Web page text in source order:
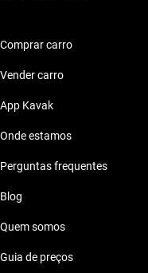
Comprar carro
Vender carro
App Kavak
Onde estamos
Perguntas frequentes
Blog
Quem somos
Guia de preços